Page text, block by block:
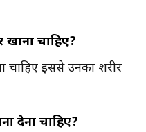
खाना चाहिए?
चाहिए इससे उनका शरीर
देना चाहिए?